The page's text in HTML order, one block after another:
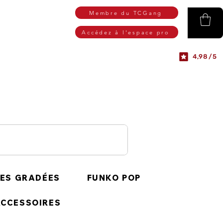
Membre du TCGang
Accédez à l'espace pro
4,98/5
GRADÉES FUNKO POP